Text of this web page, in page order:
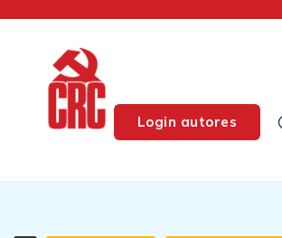
Login autores